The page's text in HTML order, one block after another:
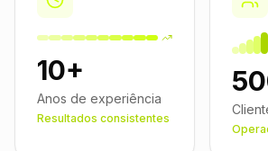
10+
Anos de experiência
Resultados consistentes